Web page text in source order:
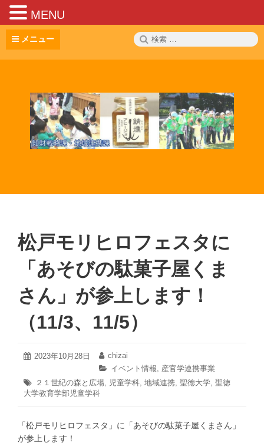
コ
メニュー
検
索:
松戸モリヒロフェスタに
「あそびの駄菓子屋くま
さん」が参上します！
（11/3、11/5）
投
2023年10月28日
2023
月
28
投
稿
者:
chizai
カ
テ
イベント情報, 産官学連携事業
タ
グ:
２１世紀の森と広場, 児童学科, 地域連携, 聖徳大学, 聖徳
大学教育学部児童学科
「松戸モリヒロフェスタ」に「あそびの駄菓子屋くまさん」
が参上します！
MENU